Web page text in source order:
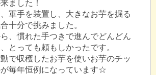
ました！
軍手を装置し、大きなお芋を掘る
十分で挑みました。
、慣れた手つきで進んでどんどん
とっても頼もしかったです。
で収穫したお芋を使いお芋のチッ
毎年恒例になっています☆